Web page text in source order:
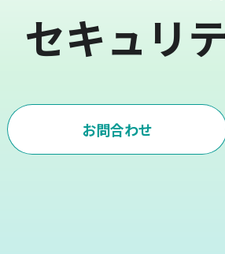
セキュリ
お問合わせ